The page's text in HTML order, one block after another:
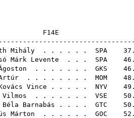
Mihály . . . . . . SPA
Márk Levente . . . SPA
. . . . . . . GKS
. . . . . . . . MOM
Vince . . . . . NYV
Vilmos . . . . . . . VSE
Béla Barnabás . . . . GTC
Márton . . . . . . GOC